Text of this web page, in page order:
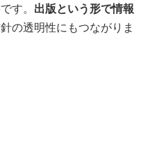
す。 出版という形で情報
の透明性にもつながりま